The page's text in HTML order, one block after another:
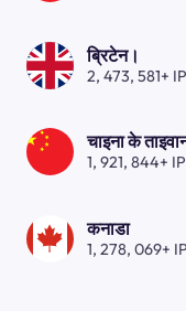
ब्रिटेन।
2, 473, 581+
चाइना के
1, 921, 844+
कनाडा
1, 278, 069+